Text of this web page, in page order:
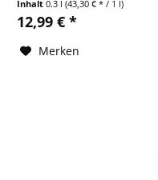
Inhalt0.3 l(43,30 € * / 1 l)
12,99 € *
Merken